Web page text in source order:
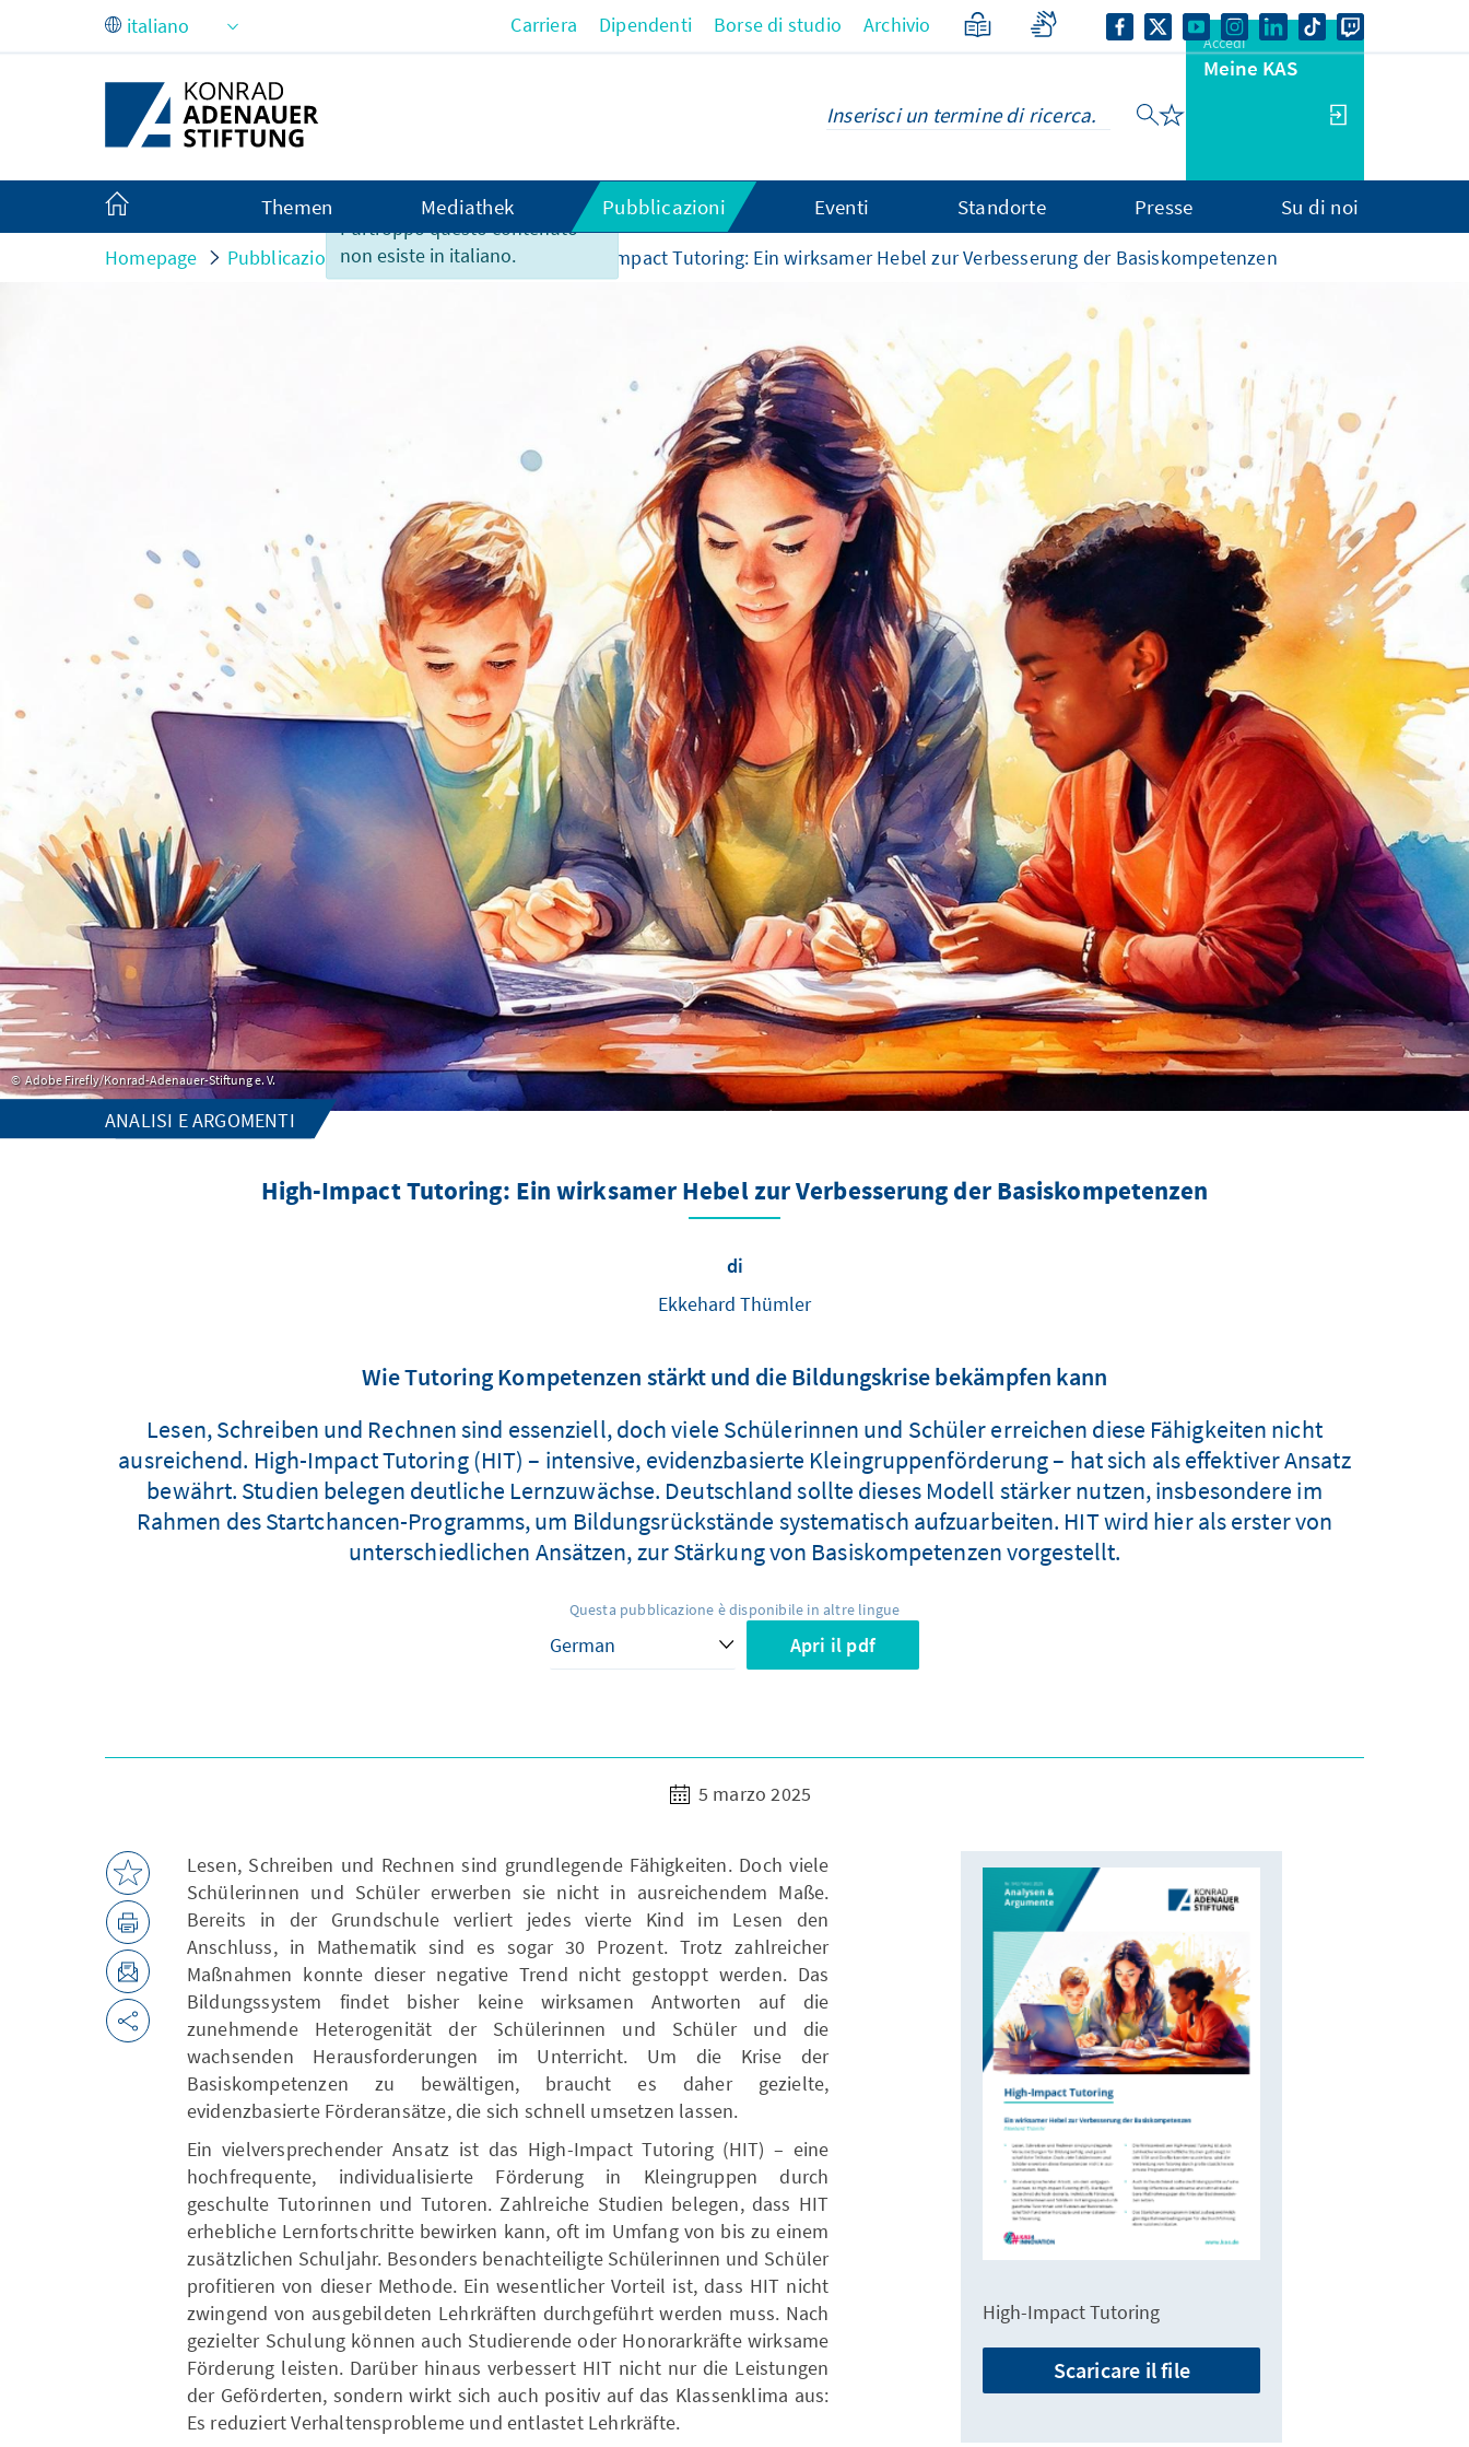
Skip to Main Content
Purtroppo questo contenuto
non esiste in italiano.
Carriera Dipendenti Borse di studio Archivio
Accedi
Meine KAS
Themen Mediathek Pubblicazioni Eventi Standorte Presse Su di noi
Homepage Pubblicazioni Analisi e argomenti High-Impact Tutoring: Ein wirksamer Hebel zur Verbesserung der Basiskompetenzen
Adobe Firefly/Konrad-Adenauer-Stiftung e. V.
ANALISI E ARGOMENTI
High-Impact Tutoring: Ein wirksamer Hebel zur Verbesserung der Basiskompetenzen
di
Ekkehard Thümler
Wie Tutoring Kompetenzen stärkt und die Bildungskrise bekämpfen kann
Lesen, Schreiben und Rechnen sind essenziell, doch viele Schülerinnen und Schüler erreichen diese Fähigkeiten nicht
ausreichend. High-Impact Tutoring (HIT) – intensive, evidenzbasierte Kleingruppenförderung – hat sich als effektiver Ansatz
bewährt. Studien belegen deutliche Lernzuwächse. Deutschland sollte dieses Modell stärker nutzen, insbesondere im
Rahmen des Startchancen-Programms, um Bildungsrückstände systematisch aufzuarbeiten. HIT wird hier als erster von
unterschiedlichen Ansätzen, zur Stärkung von Basiskompetenzen vorgestellt.
Questa pubblicazione è disponibile in altre lingue
Apri il pdf
5 marzo 2025
Lesen, Schreiben und Rechnen sind grundlegende Fähigkeiten. Doch viele
Schülerinnen und Schüler erwerben sie nicht in ausreichendem Maße.
Bereits in der Grundschule verliert jedes vierte Kind im Lesen den
Anschluss, in Mathematik sind es sogar 30 Prozent. Trotz zahlreicher
Maßnahmen konnte dieser negative Trend nicht gestoppt werden. Das
Bildungssystem findet bisher keine wirksamen Antworten auf die
zunehmende Heterogenität der Schülerinnen und Schüler und die
wachsenden Herausforderungen im Unterricht. Um die Krise der
Basiskompetenzen zu bewältigen, braucht es daher gezielte,
evidenzbasierte Förderansätze, die sich schnell umsetzen lassen.
Ein vielversprechender Ansatz ist das High-Impact Tutoring (HIT) – eine
hochfrequente, individualisierte Förderung in Kleingruppen durch
geschulte Tutorinnen und Tutoren. Zahlreiche Studien belegen, dass HIT
erhebliche Lernfortschritte bewirken kann, oft im Umfang von bis zu einem
zusätzlichen Schuljahr. Besonders benachteiligte Schülerinnen und Schüler
profitieren von dieser Methode. Ein wesentlicher Vorteil ist, dass HIT nicht
zwingend von ausgebildeten Lehrkräften durchgeführt werden muss. Nach
gezielter Schulung können auch Studierende oder Honorarkräfte wirksame
Förderung leisten. Darüber hinaus verbessert HIT nicht nur die Leistungen
der Geförderten, sondern wirkt sich auch positiv auf das Klassenklima aus:
Es reduziert Verhaltensprobleme und entlastet Lehrkräfte.
High-Impact Tutoring
Scaricare il file